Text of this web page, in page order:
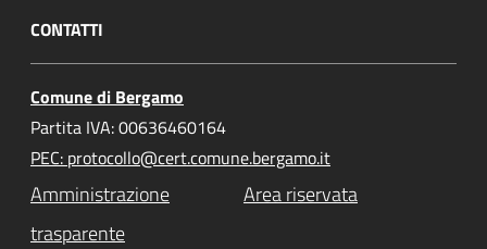
CONTATTI
Comune di Bergamo
Partita IVA: 00636460164
PEC: protocollo@cert.comune.bergamo.it
Amministrazione
trasparente
Area riservata